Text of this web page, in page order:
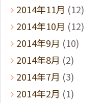
2014年11月 (12)
2014年10月 (12)
2014年9月 (10)
2014年8月 (2)
2014年7月 (3)
2014年2月 (1)